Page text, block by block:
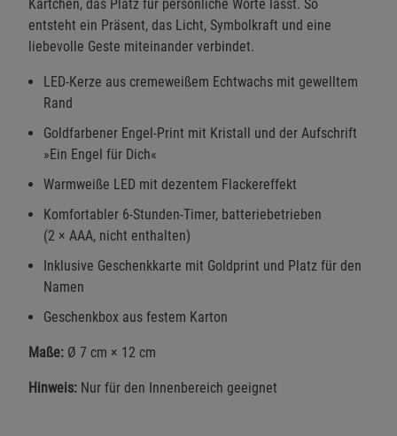
Kärtchen, das Platz für persönliche Worte lässt. So
entsteht ein Präsent, das Licht, Symbolkraft und eine
liebevolle Geste miteinander verbindet.
LED-Kerze aus cremeweißem Echtwachs mit gewelltem
Rand
Goldfarbener Engel-Print mit Kristall und der Aufschrift
»Ein Engel für Dich«
Warmweiße LED mit dezentem Flackereffekt
Komfortabler 6-Stunden-Timer, batteriebetrieben
(2 × AAA, nicht enthalten)
Inklusive Geschenkkarte mit Goldprint und Platz für den
Namen
Geschenkbox aus festem Karton
Maße: Ø 7 cm × 12 cm
Hinweis: Nur für den Innenbereich geeignet